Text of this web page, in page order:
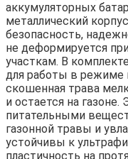
аккумуляторных
металлический
безопасность,
не деформируется
участкам. В
для работы в режиме
скошенная трава
и остается на газоне.
питательными
газонной травы и
устойчивы к
пластичность на